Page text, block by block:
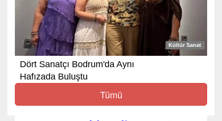
Kültür Sanat
Dört Sanatçı Bodrum'da Aynı
Hafızada Buluştu
Tümü